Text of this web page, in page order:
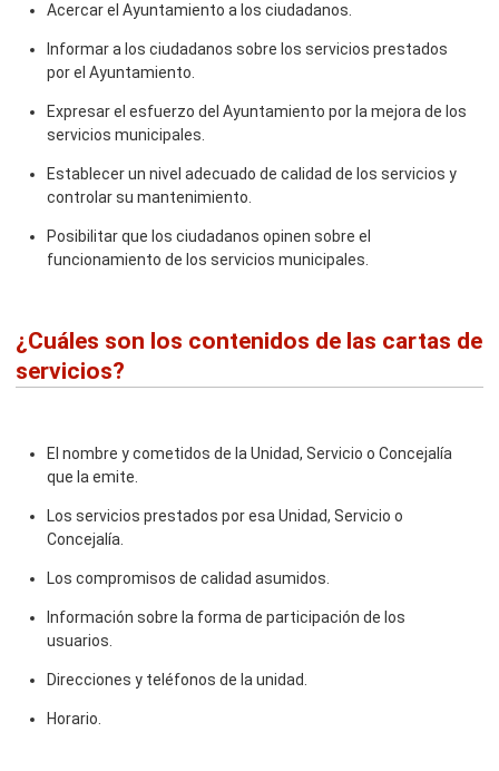
Acercar el Ayuntamiento a los ciudadanos.
Informar a los ciudadanos sobre los servicios prestados
por el Ayuntamiento.
Expresar el esfuerzo del Ayuntamiento por la mejora de los
servicios municipales.
Establecer un nivel adecuado de calidad de los servicios y
controlar su mantenimiento.
Posibilitar que los ciudadanos opinen sobre el
funcionamiento de los servicios municipales.
¿Cuáles son los contenidos de las cartas de
servicios?
El nombre y cometidos de la Unidad, Servicio o Concejalía
que la emite.
Los servicios prestados por esa Unidad, Servicio o
Concejalía.
Los compromisos de calidad asumidos.
Información sobre la forma de participación de los
usuarios.
Direcciones y teléfonos de la unidad.
Horario.